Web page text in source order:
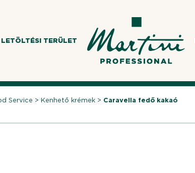
LETÖLTÉSI TERÜLET
Service >Kenhető krémek > Caravella fedő kakaó